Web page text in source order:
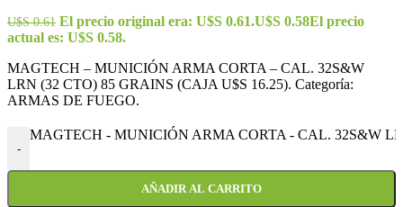
U$S0.61 El precio original era: U$S 0.61.U$S 0.58El precio
actual es: U$S 0.58.
MAGTECH – MUNICIÓN ARMA CORTA – CAL. 32S&W
LRN (32 CTO) 85 GRAINS (CAJA U$S 16.25). Categoría:
ARMAS DE FUEGO.
-
MAGTECH - MUNICIÓN ARMA CORTA - CAL. 32S&W
AÑADIR AL CARRITO